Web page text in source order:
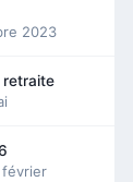
2023
retraite
février